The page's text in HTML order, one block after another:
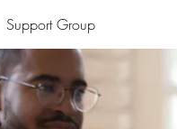
Support Group